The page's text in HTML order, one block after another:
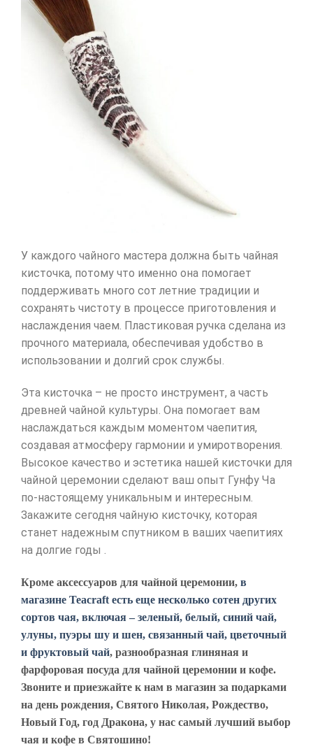
У каждого чайного мастера должна быть чайная
кисточка, потому что именно она помогает
поддерживать много сот летние традиции и
сохранять чистоту в процессе приготовления и
наслаждения чаем. Пластиковая ручка сделана из
прочного материала, обеспечивая удобство в
использовании и долгий срок службы.
Эта кисточка – не просто инструмент, а часть
древней чайной культуры. Она помогает вам
наслаждаться каждым моментом чаепития,
создавая атмосферу гармонии и умиротворения.
Высокое качество и эстетика нашей кисточки для
чайной церемонии сделают ваш опыт Гунфу Ча
по-настоящему уникальным и интересным.
Закажите сегодня чайную кисточку, которая
станет надежным спутником в ваших чаепитиях
на долгие годы .
Кроме аксессуаров для чайной церемонии, в
магазине Teacraft есть еще несколько сотен других
сортов чая, включая – зеленый, белый, синий чай,
улуны, пуэры шу и шен, связанный чай, цветочный
и фруктовый чай, разнообразная глиняная и
фарфоровая посуда для чайной церемонии и кофе.
Звоните и приезжайте к нам в магазин за подарками
на день рождения, Святого Николая, Рождество,
Новый Год, год Дракона, у нас самый лучший выбор
чая и кофе в Святошино!